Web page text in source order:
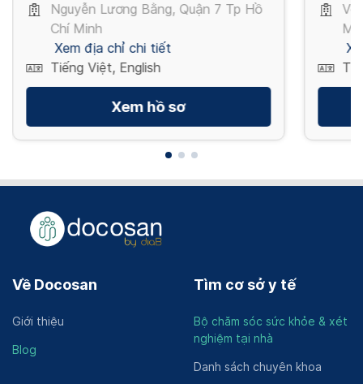
Nguyễn Lương Bằng, Quận 7 Tp Hồ
Chí Minh
Xem địa chỉ chi tiết
Tiếng Việt, English
Xem hồ sơ
Võ
Về Docosan
Giới thiệu
Blog
Tìm cơ sở y tế
Bộ chăm sóc sức khỏe & xét
nghiệm tại nhà
Danh sách chuyên khoa